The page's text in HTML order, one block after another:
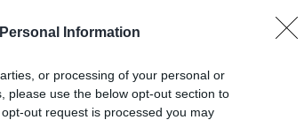
Information
or processing of your personal or
please use the below opt-out section to
out request is processed you may